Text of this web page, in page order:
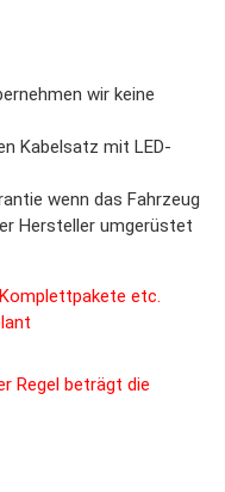
wir keine
Kabelsatz mit LED-
wenn das Fahrzeug
Hersteller umgerüstet
etc.
Regel beträgt die